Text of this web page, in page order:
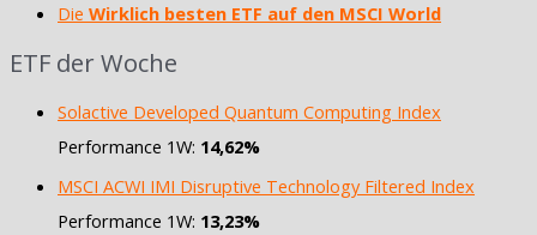
Die Wirklich besten ETF auf den MSCI World
ETF der Woche
Solactive Developed Quantum Computing Index
Performance 1W: 14,62%
MSCI ACWI IMI Disruptive Technology Filtered Index
Performance 1W: 13,23%